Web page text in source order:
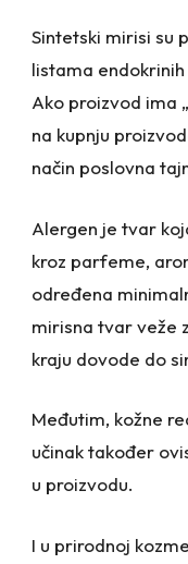
Sintetski mirisi su
listama
Ako proizvod ima
na kupnju
način poslovna
Alergen je tvar
kroz parfeme,
određena
mirisna tvar veže
kraju dovode do
Međutim, kožne
učinak također
u proizvodu.
I u prirodnoj